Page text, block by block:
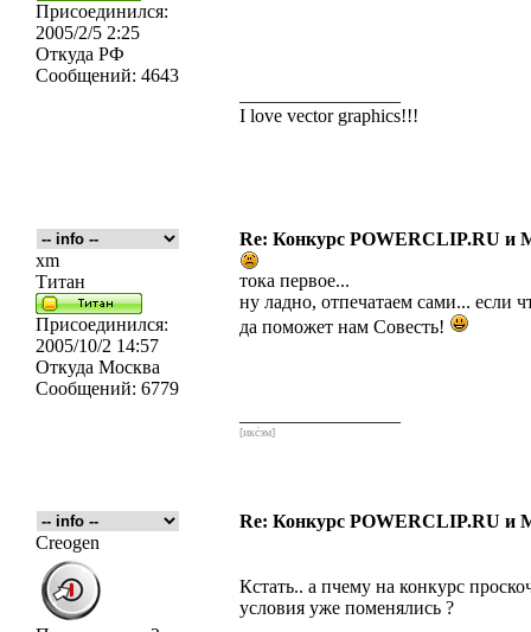
Присоединился:
2005/2/5 2:25
Откуда РФ
Сообщений: 4643
I love vector graphics!!!
Re: Конкурс POWERCLIP.RU и
xm
Титан
Присоединился:
2005/10/2 14:57
Откуда Москва
Сообщений: 6779
тока первое...
ну ладно, отпечатаем сами... если
да поможет нам Совесть!
[икс́эм]
Re: Конкурс POWERCLIP.RU и
Creogen
Кстать.. а пчему на конкурс
условия уже поменялись ?